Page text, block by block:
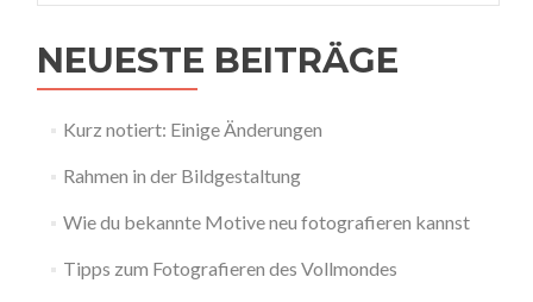
NEUESTE BEITRÄGE
Kurz notiert: Einige Änderungen
Rahmen in der Bildgestaltung
Wie du bekannte Motive neu fotografieren kannst
Tipps zum Fotografieren des Vollmondes